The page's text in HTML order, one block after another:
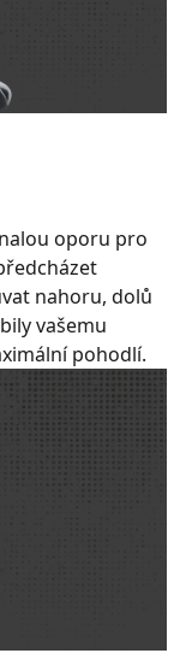
oporu pro
nahoru, dolů
vašemu
pohodlí.